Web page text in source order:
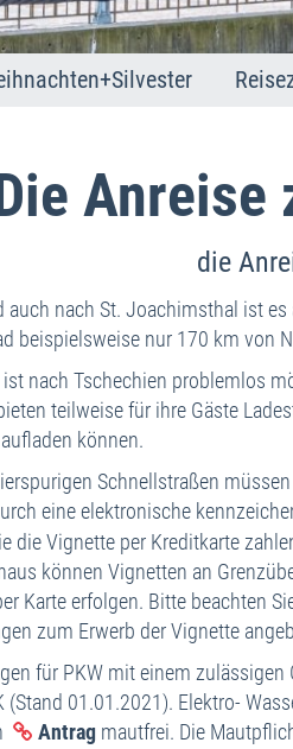
Anreise
die
nach St. Joachimsthal ist
beispielsweise nur 170 km von
nach Tschechien problemlos
teilweise für ihre Gäste
können.
Schnellstraßen
eine elektronische
die Vignette per Kreditkarte
können Vignetten an
Karte erfolgen. Bitte beachten
zum Erwerb der Vignette
für PKW mit einem
(Stand 01.01.2021). Elektro-
Antrag mautfrei. Die